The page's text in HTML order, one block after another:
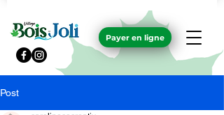
Payer en ligne
Post